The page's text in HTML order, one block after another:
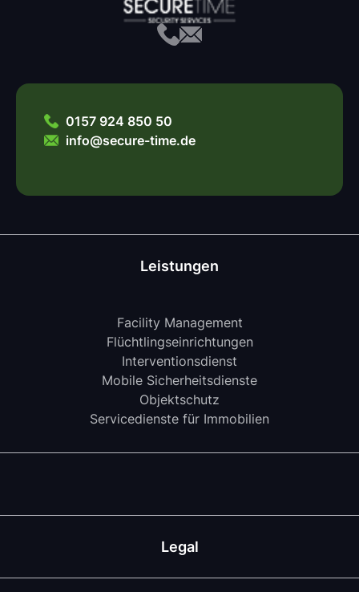
0157 924 850 50
info@secure-time.de
Leistungen
Facility Management
Flüchtlingseinrichtungen
Interventionsdienst
Mobile Sicherheitsdienste
Objektschutz
Servicedienste für Immobilien
Legal